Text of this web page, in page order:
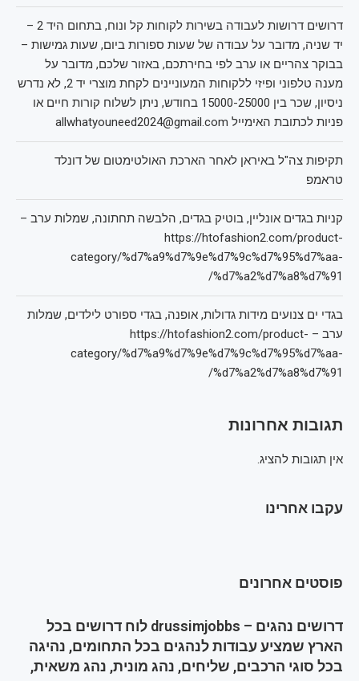
דרושים דרושות לעבודה בשירות לקוחות קל ונוח, בתחום היד 2 –
יד שניה, מדובר על עבודה של שעות ספורות ביום, שעות גמישות –
בבוקר צהריים או ערב לפי בחירתכם, באזור שלכם, מדובר על
מענה טלפוני ופיזי ללקוחות המעוניינים לקחת מוצרי יד 2, לא נדרש
ניסיון, שכר בין 15000-25000 בחודש, ניתן לשלוח קורות חיים או
פניות לכתובת האימייל allwhatyouneed2024@gmail.com
תקיפות צה"ל באיראן לאחר הארכת האולטימטום של דונלד
טראמפ
קניות בגדים אונליין, בוטיק בגדים, הלבשה תחתונה, שמלות ערב –
https://htofashion2.com/product-
category/%d7%a9%d7%9e%d7%9c%d7%95%d7%aa-
%d7%a2%d7%a8%d7%91/
בגדי ים צנועים מידות גדולות, אופנה, בגדי ספורט לילדים, שמלות
ערב – https://htofashion2.com/product-
category/%d7%a9%d7%9e%d7%9c%d7%95%d7%aa-
%d7%a2%d7%a8%d7%91/
תגובות אחרונות
אין תגובות להציג.
עקבו אחרינו
פוסטים אחרונים
דרושים נהגים – drussimjobbs לוח דרושים בכל
הארץ שמציע עבודות לנהגים בכל התחומים, נהיגה
בכל סוגי הרכבים, שליחים, נהג מונית, נהג משאית,